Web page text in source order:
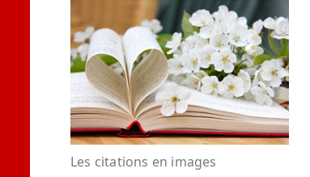
Les citations en images